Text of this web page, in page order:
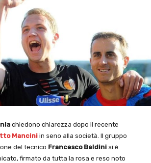
chiedono chiarezza dopo il recente
Manciniin seno alla società. Il gruppo
del tecnico Francesco Baldini si è
firmato da tutta la rosa e reso noto